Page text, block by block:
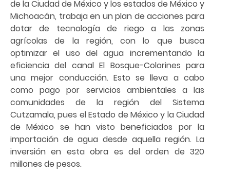
de la Ciudad de México y los estados de México y
Michoacán, trabaja en un plan de acciones para
dotar de tecnología de riego a las zonas
agrícolas de la región, con lo que busca
optimizar el uso del agua incrementando la
eficiencia del canal El Bosque-Colorines para
una mejor conducción. Esto se lleva a cabo
como pago por servicios ambientales a las
comunidades de la región del Sistema
Cutzamala, pues el Estado de México y la Ciudad
de México se han visto beneficiados por la
importación de agua desde aquella región. La
inversión en esta obra es del orden de 320
millones de pesos.